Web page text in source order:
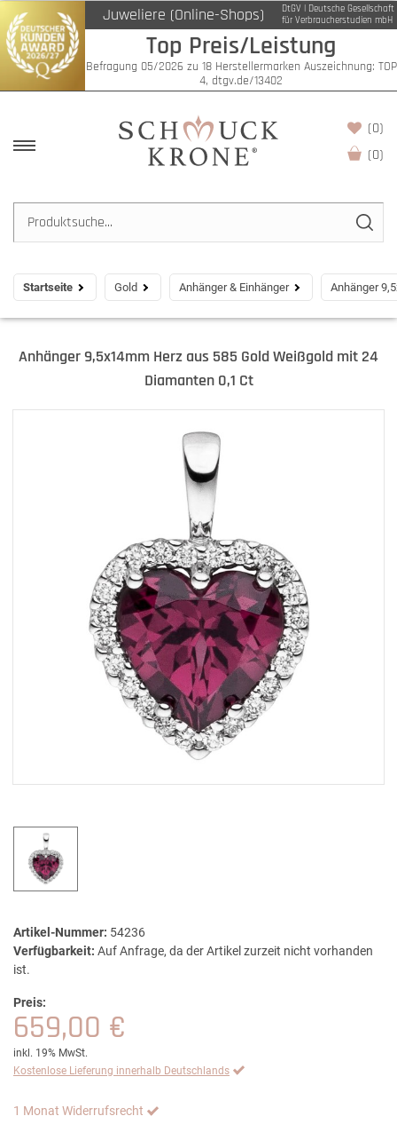
Juweliere (Online-Shops)
DtGV | Deutsche Gesellschaft
für Verbraucherstudien mbH
Top Preis/Leistung
Befragung 05/2026 zu 18 Herstellermarken Auszeichnung: TOP
4, dtgv.de/13402
(0)
(0)
Startseite Gold Anhänger & Einhänger Anhänger
Anhänger 9,5x14mm Herz aus 585 Gold Weißgold mit 24
Diamanten 0,1 Ct
Artikel-Nummer: 54236
Verfügbarkeit: Auf Anfrage, da der Artikel zurzeit nicht vorhanden
ist.
Preis:
659,00 €
inkl. 19% MwSt.
Kostenlose Lieferung innerhalb Deutschlands
1 Monat Widerrufsrecht